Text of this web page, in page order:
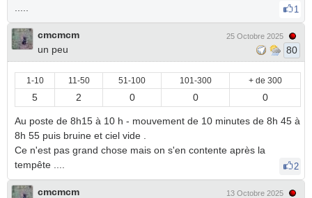
1
cmcmcm
un peu
25 Octobre 2025
80
1-10 11-50 51-100 101-300 + de 300
5 2 0 0 0
Au poste de 8h15 à 10 h - mouvement de 10 minutes de 8h 45 à
8h 55 puis bruine et ciel vide .
Ce n'est pas grand chose mais on s'en contente après la
tempête ....
2
cmcmcm 13 Octobre 2025